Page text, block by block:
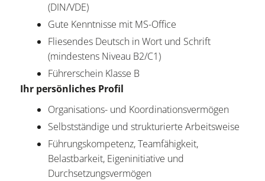
(DIN/VDE)
Gute Kenntnisse mit MS-Office
Fliesendes Deutsch in Wort und Schrift
(mindestens Niveau B2/C1)
Führerschein Klasse B
Ihr persönliches Profil
Organisations- und Koordinationsvermögen
Selbstständige und strukturierte Arbeitsweise
Führungskompetenz, Teamfähigkeit,
Belastbarkeit, Eigeninitiative und
Durchsetzungsvermögen